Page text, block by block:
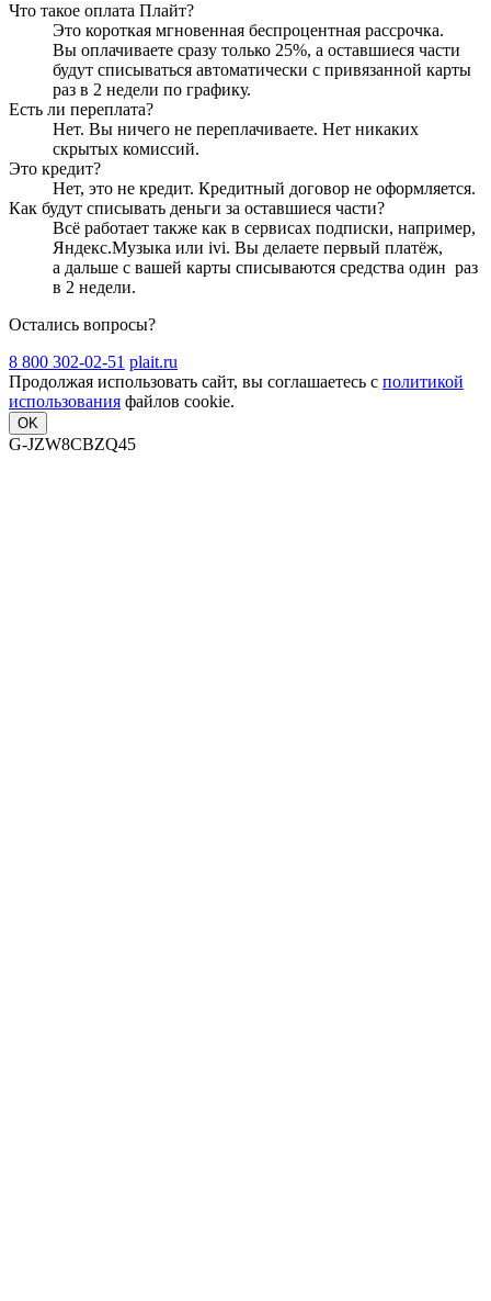
Что такое оплата Плайт?
Это короткая мгновенная беспроцентная рассрочка.
Вы оплачиваете сразу только 25%, а оставшиеся части
будут списываться автоматически с привязанной карты
раз в 2 недели по графику.
Есть ли переплата?
Нет. Вы ничего не переплачиваете. Нет никаких
скрытых комиссий.
Это кредит?
Нет, это не кредит. Кредитный договор не оформляется.
Как будут списывать деньги за оставшиеся части?
Всё работает также как в сервисах подписки, например,
Яндекс.Музыка или ivi. Вы делаете первый платёж,
а дальше с вашей карты списываются средства один раз
в 2 недели.
Остались вопросы?
8 800 302-02-51 plait.ru
Продолжая использовать сайт, вы соглашаетесь с политикой
использования файлов cookie.
OK
G-JZW8CBZQ45